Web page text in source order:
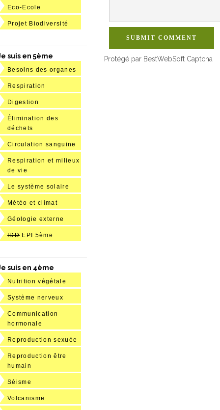
SUBMIT COMMENT
Protégé par BestWebSoft Captcha
Eco-Ecole
Projet Biodiversité
suis en 5ème
Besoins des organes
Respiration
Digestion
Élimination des
déchets
Circulation sanguine
Respiration et milieux
de vie
Le système solaire
Météo et climat
Géologie externe
IDD EPI 5ème
suis en 4ème
Nutrition végétale
Système nerveux
Communication
hormonale
Reproduction sexuée
Reproduction être
humain
Séisme
Volcanisme